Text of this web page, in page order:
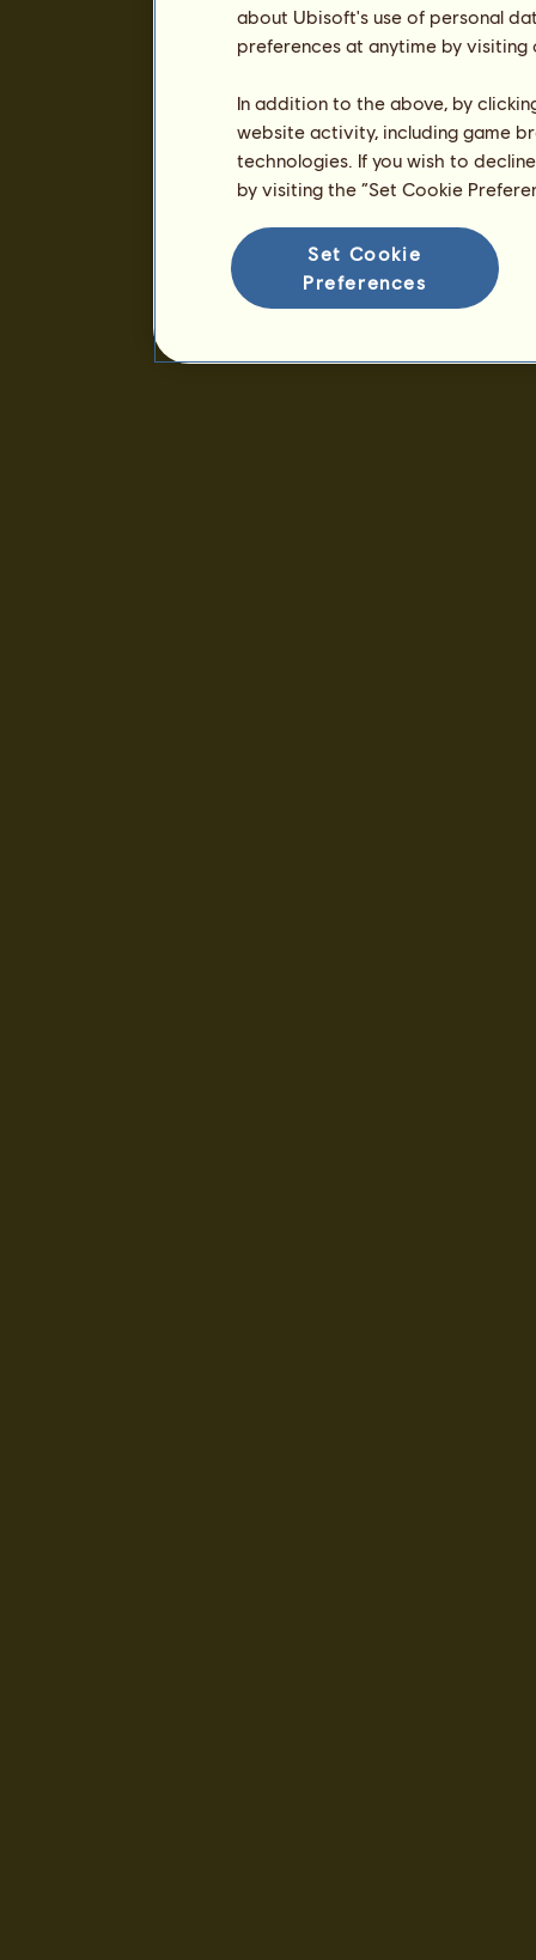
about Ubisoft's use of personal
preferences at anytime by
In addition to the above, by
website activity, including game
technologies. If you wish to
by visiting the “Set Cookie
Set Cookie
Preferences